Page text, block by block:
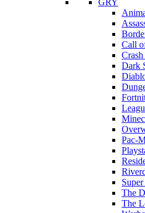
GRY
Call
Dark
Pac-
The
The